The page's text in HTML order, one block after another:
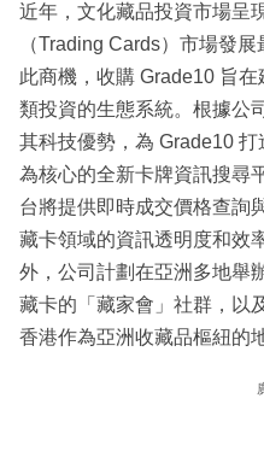
近年，文化藏品投資市場呈
（Trading Cards）市場發
此商機，收購 Grade10 旨
類投資的生態系統。根據公
其科技優勢，為 Grade10
為核心的全新卡牌資訊搜
台將提供即時成交價格查詢
藏卡領域的資訊透明度和效
外，公司計劃在亞洲多地舉
藏卡的「藏家會」社群，以
香港作為亞洲收藏品樞紐的